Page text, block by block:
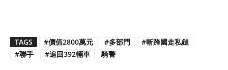
TAGS #價值2800萬元 #多部門
#斬跨國走私鏈
#聯手
#追回392輛車 騎警